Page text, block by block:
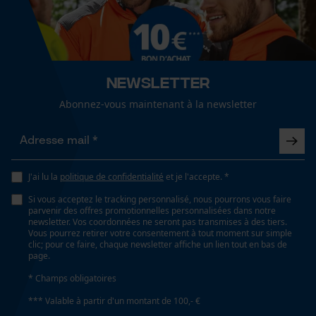
Propriété
Confortable, peu bruyant, Flexible, confortable
Fonction de hachage
Technologie du fabricant
Inverseur de phase
Non
Coupe en biais
Newsletter
Abonnez-vous maintenant à la newsletter
J'ai lu la politique de confidentialité et je l'accepte. *
Si vous acceptez le tracking personnalisé, nous pourrons vous faire
parvenir des offres promotionnelles personnalisées dans notre
newsletter. Vos coordonnées ne seront pas transmises à des tiers.
Vous pourrez retirer votre consentement à tout moment sur simple
clic; pour ce faire, chaque newsletter affiche un lien tout en bas de
page.
* Champs obligatoires
*** Valable à partir d'un montant de 100,- €
Cookies de performance et de
fonctionnalité
Salutation personnelle
Géo-IP et détection des
utilisateurs
Vidéos YouTube
Google Maps